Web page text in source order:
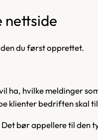
nettside
du først opprettet.
ha, hvilke meldinger
klienter bedriften skal
bør appellere til den